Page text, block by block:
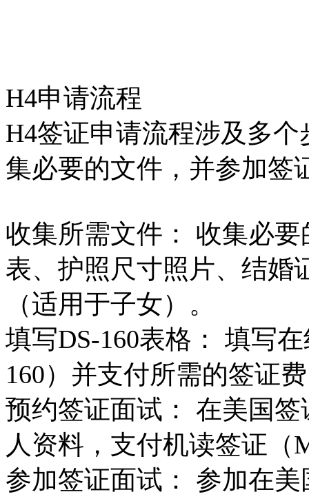
H4申请流程
H4签证申请流程涉及多
集必要的文件，并参加签
收集所需文件： 收集必
表、护照尺寸照片、结婚
（适用于子女）。
填写DS-160表格： 填写
160）并支付所需的签证
预约签证面试： 在美国
人资料，支付机读签证（
参加签证面试： 参加在